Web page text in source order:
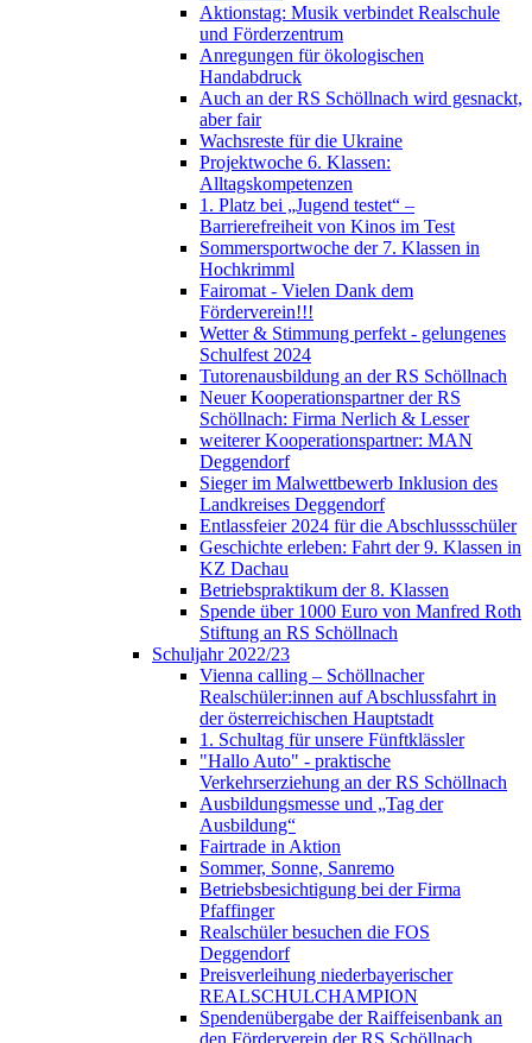
Aktionstag: Musik verbindet Realschule
und Förderzentrum
Anregungen für ökologischen
Handabdruck
Auch an der RS Schöllnach wird gesnackt,
aber fair
Wachsreste für die Ukraine
Projektwoche 6. Klassen:
Alltagskompetenzen
1. Platz bei „Jugend testet“ –
Barrierefreiheit von Kinos im Test
Sommersportwoche der 7. Klassen in
Hochkrimml
Fairomat - Vielen Dank dem
Förderverein!!!
Wetter & Stimmung perfekt - gelungenes
Schulfest 2024
Tutorenausbildung an der RS Schöllnach
Neuer Kooperationspartner der RS
Schöllnach: Firma Nerlich & Lesser
weiterer Kooperationspartner: MAN
Deggendorf
Sieger im Malwettbewerb Inklusion des
Landkreises Deggendorf
Entlassfeier 2024 für die Abschlussschüler
Geschichte erleben: Fahrt der 9. Klassen in
KZ Dachau
Betriebspraktikum der 8. Klassen
Spende über 1000 Euro von Manfred Roth
Stiftung an RS Schöllnach
Schuljahr 2022/23
Vienna calling – Schöllnacher
Realschüler:innen auf Abschlussfahrt in
der österreichischen Hauptstadt
1. Schultag für unsere Fünftklässler
"Hallo Auto" - praktische
Verkehrserziehung an der RS Schöllnach
Ausbildungsmesse und „Tag der
Ausbildung“
Fairtrade in Aktion
Sommer, Sonne, Sanremo
Betriebsbesichtigung bei der Firma
Pfaffinger
Realschüler besuchen die FOS
Deggendorf
Preisverleihung niederbayerischer
REALSCHULCHAMPION
Spendenübergabe der Raiffeisenbank an
den Förderverein der RS Schöllnach